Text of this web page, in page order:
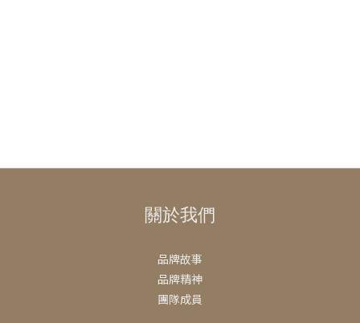
關於我們
品牌故事
品牌精神
團隊成員